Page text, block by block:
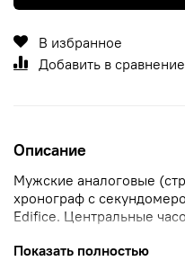
В избранное
Добавить в сравнение
Описание
Мужские аналоговые
хронограф с
Edifice. Центральные
циферблат в положении
Показать полностью